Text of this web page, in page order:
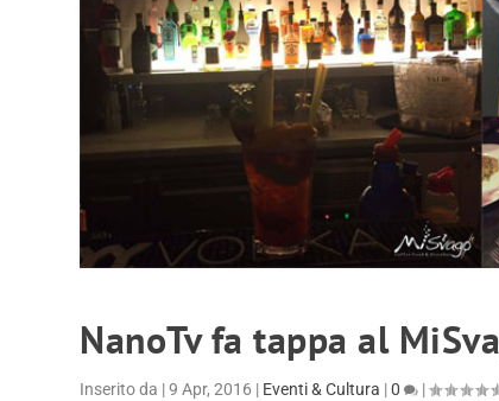
NanoTv fa tappa al
Inserito da |9 Apr, 2016 | Eventi & Cultura |0 |